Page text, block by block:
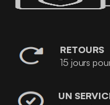
RETOURS
15 jours
UN